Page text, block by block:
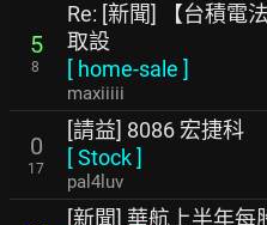
5
8
Re: [新聞] 【台積電
取設
[ home-sale ]
maxiiiii
0
17
[請益] 8086 宏捷科
[Stock]
pal4luv
[新聞] 華航上半年每